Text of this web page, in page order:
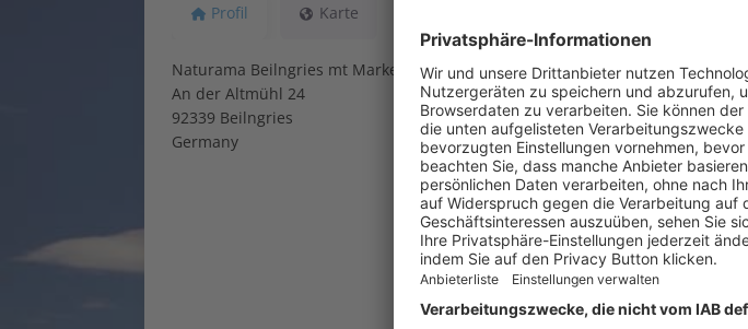
Profil Karte
Naturama Beilngries mt Marketing GmbH
An der Altmühl 24
92339 Beilngries
Germany